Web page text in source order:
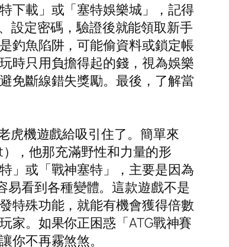
下載」或「塞特娛樂城」，記得
設定密碼，驗證後就能領取新手
釣魚陷阱，可能偷資料或鎖定帳
時只用負擔得起的錢，視為娛樂
免斷線錯失獎勵。最後，了解當
虎機遊戲給吸引住了。簡單來
，他那充滿野性和力量的形
」或「戰神塞特」，主要是因為
易看到各種變體。這款遊戲不是
特殊功能，就能有機會獲得倍數
家。如果你正困惑「ATG戰神賽
不再霧煞煞。